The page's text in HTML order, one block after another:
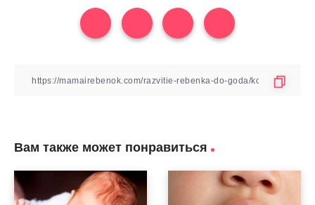
Вам также может понравиться